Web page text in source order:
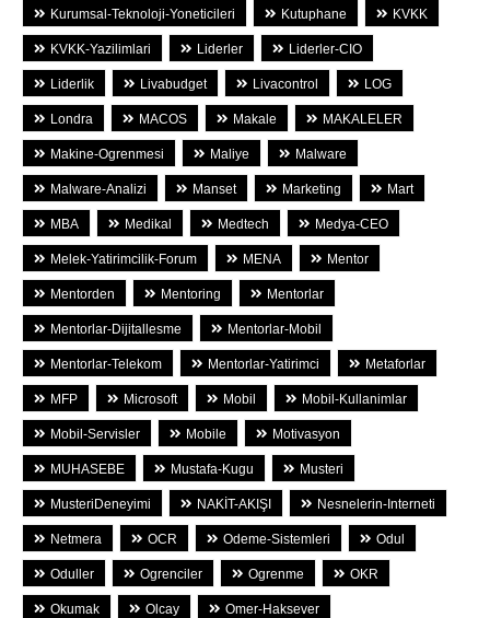
Kurumsal-Teknoloji-Yoneticileri Kutuphane KVKK
KVKK-Yazilimlari Liderler Liderler-CIO
Liderlik Livabudget Livacontrol LOG
Londra MACOS Makale MAKALELER
Makine-Ogrenmesi Maliye Malware
Malware-Analizi Manset Marketing Mart
MBA Medikal Medtech Medya-CEO
Melek-Yatirimcilik-Forum MENA Mentor
Mentorden Mentoring Mentorlar
Mentorlar-Dijitallesme Mentorlar-Mobil
Mentorlar-Telekom Mentorlar-Yatirimci Metaforlar
MFP Microsoft Mobil Mobil-Kullanimlar
Mobil-Servisler Mobile Motivasyon
MUHASEBE Mustafa-Kugu Musteri
MusteriDeneyimi NAKİT-AKIŞI Nesnelerin-Interneti
Netmera OCR Odeme-Sistemleri Odul
Oduller Ogrenciler Ogrenme OKR
Okumak Olcay Omer-Haksever